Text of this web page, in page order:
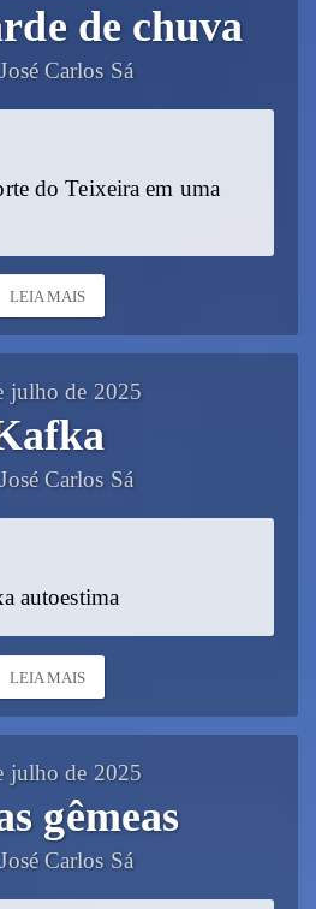
de chuva
Carlos Sá
do Teixeira em uma
LEIA MAIS
julho de 2025
Carlos Sá
autoestima
LEIA MAIS
julho de 2025
gêmeas
Carlos Sá